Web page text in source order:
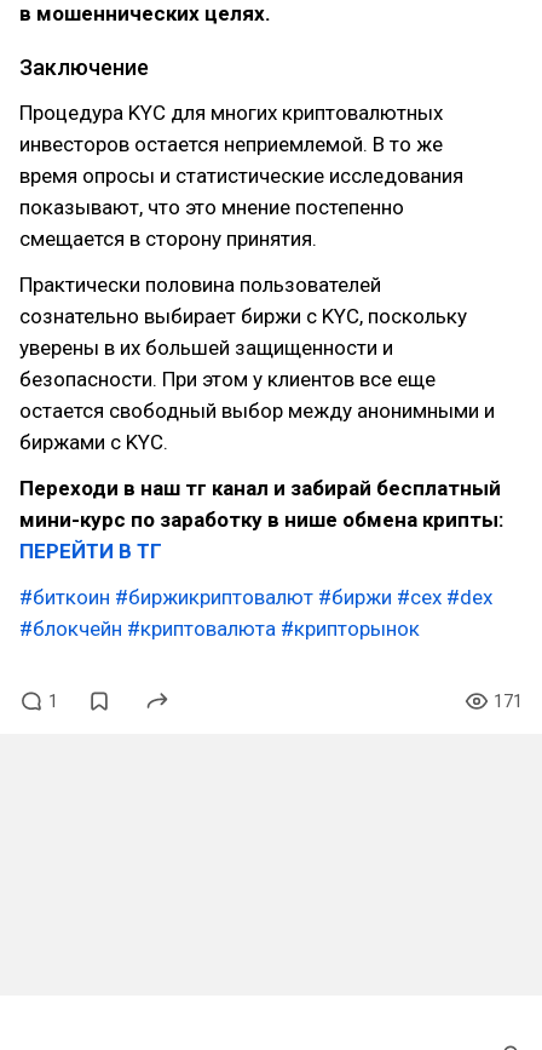
в мошеннических целях.
Заключение
Процедура KYC для многих криптовалютных
инвесторов остается неприемлемой. В то же
время опросы и статистические исследования
показывают, что это мнение постепенно
смещается в сторону принятия.
Практически половина пользователей
сознательно выбирает биржи с KYC, поскольку
уверены в их большей защищенности и
безопасности. При этом у клиентов все еще
остается свободный выбор между анонимными и
биржами с KYC.
Переходи в наш тг канал и забирай бесплатный
мини-курс по заработку в нише обмена крипты:
ПЕРЕЙТИ В ТГ
#биткоин #биржикриптовалют #биржи #cex #dex
#блокчейн #криптовалюта #крипторынок
1 171